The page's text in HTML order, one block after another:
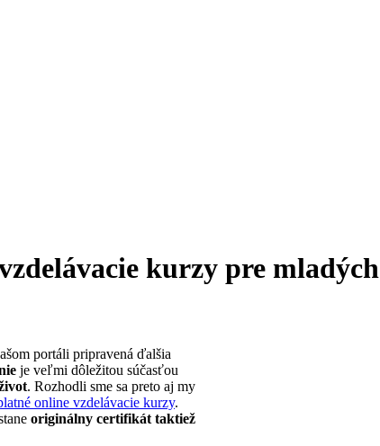
kurzy pre mladých
portáli pripravená ďalšia
je veľmi dôležitou súčasťou
. Rozhodli sme sa preto aj my
online vzdelávacie kurzy.
originálny certifikát taktiež